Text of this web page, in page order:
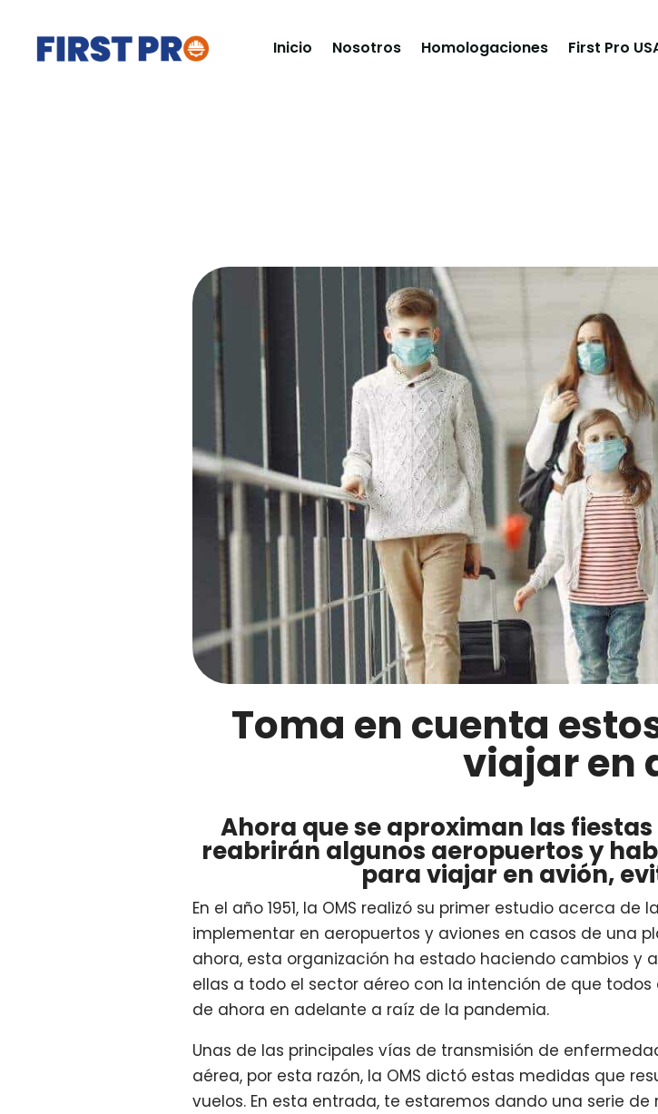
Inicio Nosotros Homologaciones First Pro
Toma en cuenta
viajar en
Ahora que se aproximan las
reabrirán algunos aeropuertos y
para viajar en avión,
En el año 1951, la OMS realizó su primer estudio acerca
implementar en aeropuertos y aviones en casos de una
ahora, esta organización ha estado haciendo cambios y
ellas a todo el sector aéreo con la intención de que todos
de ahora en adelante a raíz de la pandemia.
Unas de las principales vías de transmisión de
aérea, por esta razón, la OMS dictó estas medidas que
vuelos. En esta entrada, te estaremos dando una serie